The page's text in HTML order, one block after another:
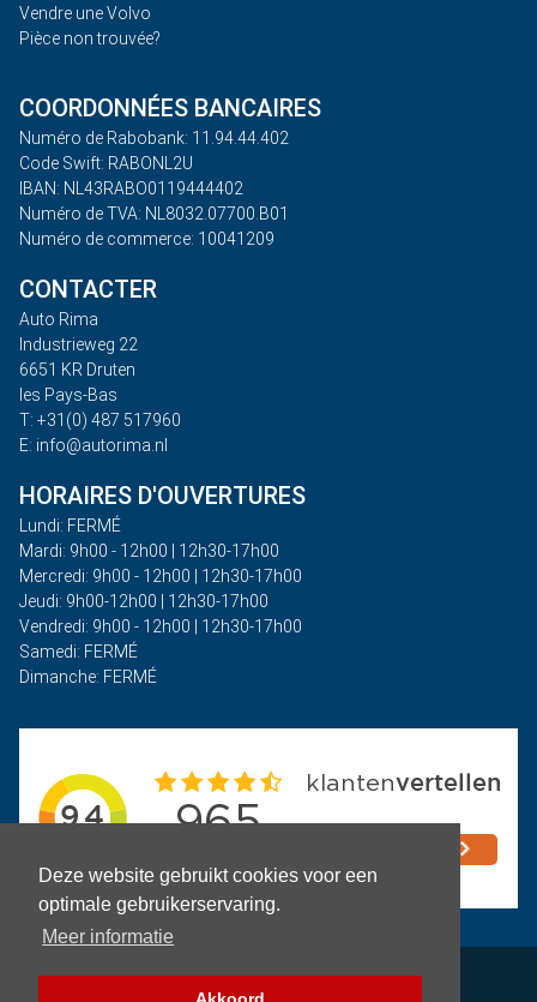
Deze website gebruikt cookies voor een
optimale gebruikerservaring.
Meer informatie
Vendre une Volvo
Pièce non trouvée?
COORDONNÉES BANCAIRES
Numéro de Rabobank: 11.94.44.402
Code Swift: RABONL2U
IBAN: NL43RABO0119444402
Numéro de TVA: NL8032.07700.B01
Numéro de commerce: 10041209
CONTACTER
Auto Rima
Industrieweg 22
6651 KR Druten
les Pays-Bas
T: +31(0) 487 517960
E: info@autorima.nl
HORAIRES D'OUVERTURES
Lundi: FERMÉ
Mardi: 9h00 - 12h00 | 12h30-17h00
Mercredi: 9h00 - 12h00 | 12h30-17h00
Jeudi: 9h00-12h00 | 12h30-17h00
Vendredi: 9h00 - 12h00 | 12h30-17h00
Samedi: FERMÉ
Dimanche: FERMÉ
Politique de confidentialité